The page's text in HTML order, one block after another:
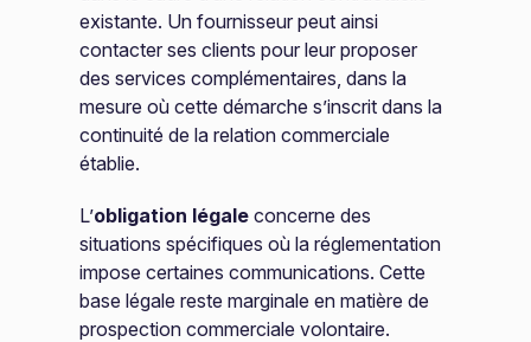
existante. Un fournisseur peut ainsi
contacter ses clients pour leur proposer
des services complémentaires, dans la
mesure où cette démarche s’inscrit dans la
continuité de la relation commerciale
établie.
L’obligation légale concerne des
situations spécifiques où la réglementation
impose certaines communications. Cette
base légale reste marginale en matière de
prospection commerciale volontaire.